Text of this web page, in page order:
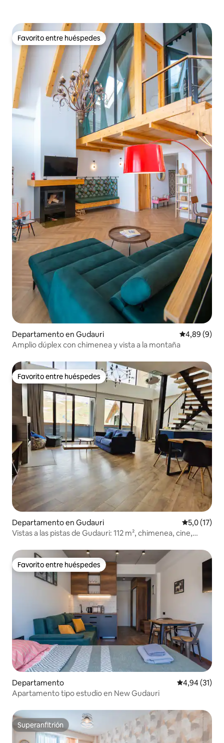
Favorito entre huéspedes
Favorito entre huéspedes
Departamento en Gudauri Calificación
4,89 (9)
Amplio dúplex con chimenea y vista a la montaña
Favorito entre huéspedes
Favorito entre huéspedes
Departamento en Gudauri Calificación
5,0 (17)
Vistas a las pistas de Gudauri: 112 m², chimenea, cine,
Favorito entre huéspedes
Favorito entre huéspedes
Departamento Calificación
4,94 (31)
Apartamento tipo estudio en New Gudauri
Superanfitrión
Superanfitrión